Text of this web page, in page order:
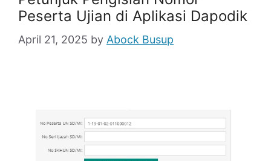
Peserta Ujian di Aplikasi Dapodik
April 21, 2025 by Abock Busup